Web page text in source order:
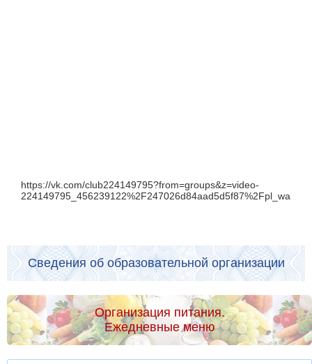
https://vk.com/club224149795?from=groups&z=video-
224149795_456239122%2F247026d84aad5d5f87%2Fpl_wall_-
Сведения об образовательной организации
Организация питания.
Ежедневные меню